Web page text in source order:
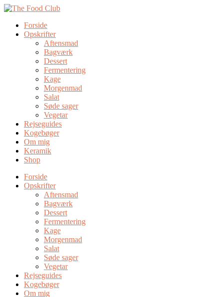
Forside
Opskrifter
Aftensmad
Bagværk
Dessert
Fermentering
Kage
Morgenmad
Salat
Søde sager
Vegetar
Rejseguides
Kogebøger
Om mig
Keramik
Shop
Forside
Opskrifter
Aftensmad
Bagværk
Dessert
Fermentering
Kage
Morgenmad
Salat
Søde sager
Vegetar
Rejseguides
Kogebøger
Om mig